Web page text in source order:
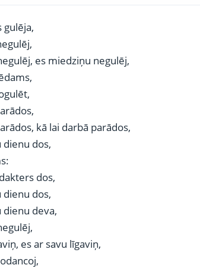
gulēja,
es miedziņu negulēj,
kā lai darbā parādos,
dos,
dos,
dos,
deva,
es ar savu līgaviņ,